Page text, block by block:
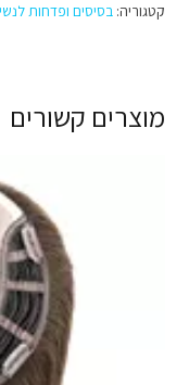
קטגוריה:בסיסים ופדחות
מוצרים קשורים